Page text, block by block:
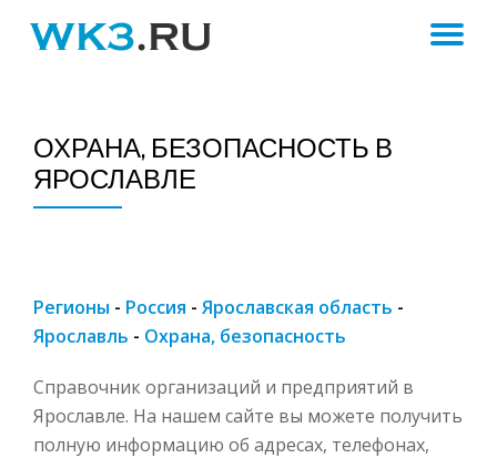
ОХРАНА, БЕЗОПАСНОСТЬ В
ЯРОСЛАВЛЕ
Регионы - Россия - Ярославская область -
Ярославль - Охрана, безопасность
Справочник организаций и предприятий в
Ярославле. На нашем сайте вы можете получить
полную информацию об адресах, телефонах,